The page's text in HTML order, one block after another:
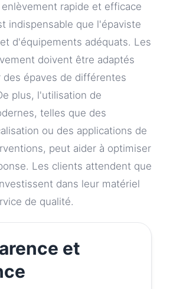
rapide et efficace
indispensable que l'épaviste
d'équipements adéquats. Les
doivent être adaptés
épaves de différentes
plus, l'utilisation de
telles que des
ou des applications de
peut aider à optimiser
Les clients attendent que
dans leur matériel
de qualité.
et